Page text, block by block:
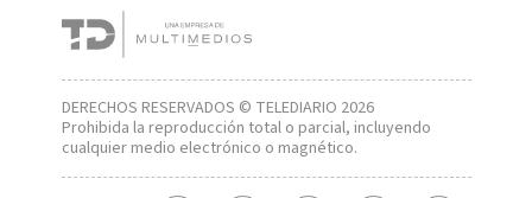
DERECHOS RESERVADOS © TELEDIARIO 2026
Prohibida la reproducción total o parcial, incluyendo
cualquier medio electrónico o magnético.